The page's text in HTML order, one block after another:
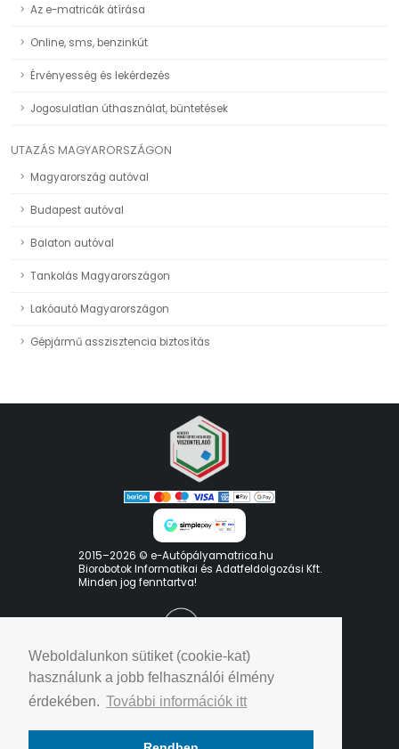
Weboldalunkon sütiket (cookie-kat)
használunk a jobb felhasználói élmény
érdekében. További információk itt
Az e-matricák átírása
Online, sms, benzinkút
Érvényesség és lekérdezés
Jogosulatlan úthasználat, büntetések
UTAZÁS MAGYARORSZÁGON
Magyarország autóval
Budapest autóval
Balaton autóval
Tankolás Magyarországon
Lakóautó Magyarországon
Gépjármű asszisztencia biztosítás
2015–2026 © e-Autópályamatrica.hu
Biorobotok Informatikai és Adatfeldolgozási Kft.
Minden jog fenntartva!
Adatvédelmi elveink